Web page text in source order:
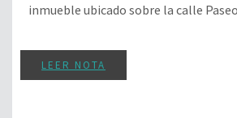
inmueble ubicado sobre la calle
LEER NOTA